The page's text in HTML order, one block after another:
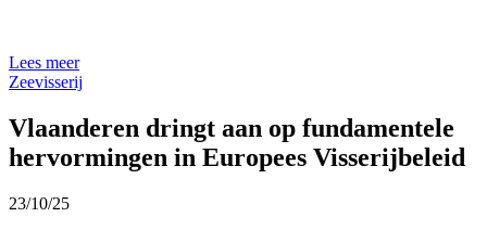
Lees meer
Zeevisserij
Vlaanderen dringt aan op fundamentele
hervormingen in Europees Visserijbeleid
23/10/25